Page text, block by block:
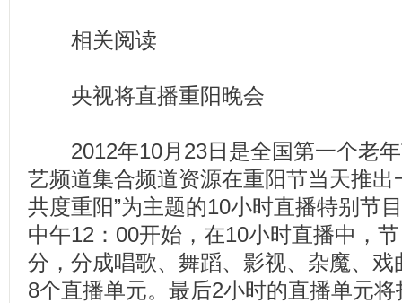
相关阅读
央视将直播重阳晚会
2012年10月23日是全国第一个老年
艺频道集合频道资源在重阳节当天推出
共度重阳”为主题的10小时直播特别节
中午12：00开始，在10小时直播中，
分，分成唱歌、舞蹈、影视、杂魔、
8个直播单元。最后2小时的直播单元将